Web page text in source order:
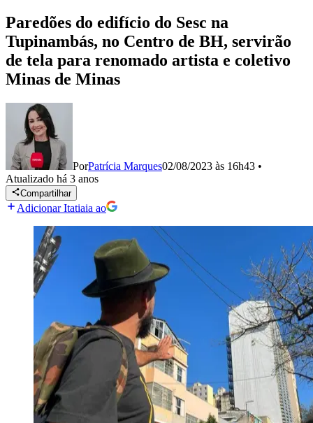
Paredões do edifício do Sesc na
Tupinambás, no Centro de BH, servirão
de tela para renomado artista e coletivo
Minas de Minas
PorPatrícia Marques02/08/2023 às 16h43 •
Atualizado há 3 anos
Compartilhar
Adicionar Itatiaia ao